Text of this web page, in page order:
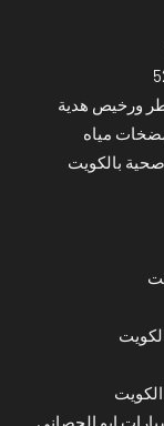
ورخيص هدية
مياه
بالكويت
ابو الحصاني